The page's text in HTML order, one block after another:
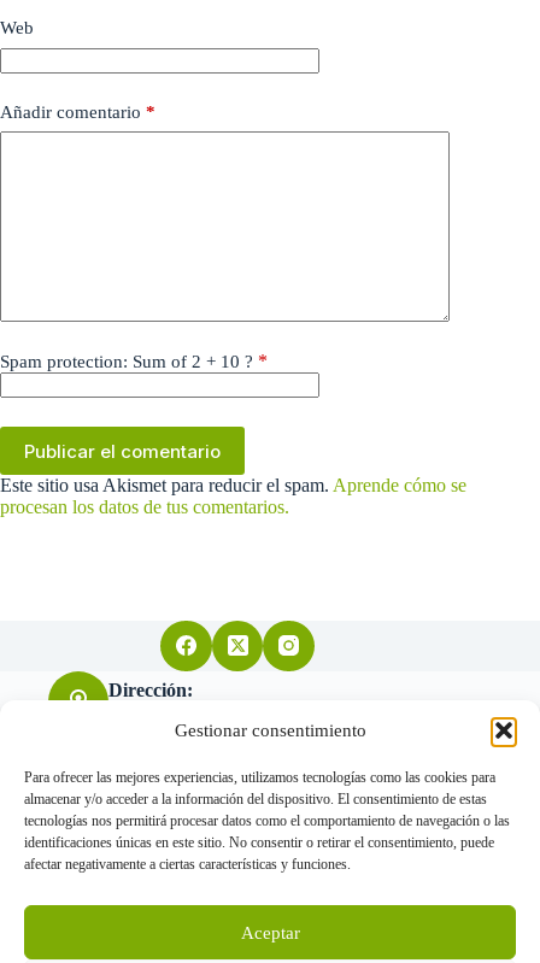
Gestionar consentimiento
Para ofrecer las mejores experiencias, utilizamos tecnologías como las cookies para
almacenar y/o acceder a la información del dispositivo. El consentimiento de estas
tecnologías nos permitirá procesar datos como el comportamiento de navegación o las
identificaciones únicas en este sitio. No consentir o retirar el consentimiento, puede
afectar negativamente a ciertas características y funciones.
Aceptar
Web
Añadir comentario *
Spam protection: Sum of 2 + 10 ? *
Publicar el comentario
Este sitio usa Akismet para reducir el spam. Aprende cómo se
procesan los datos de tus comentarios.
Dirección:
Teléfono:
655 034 455
Correo electrónico: